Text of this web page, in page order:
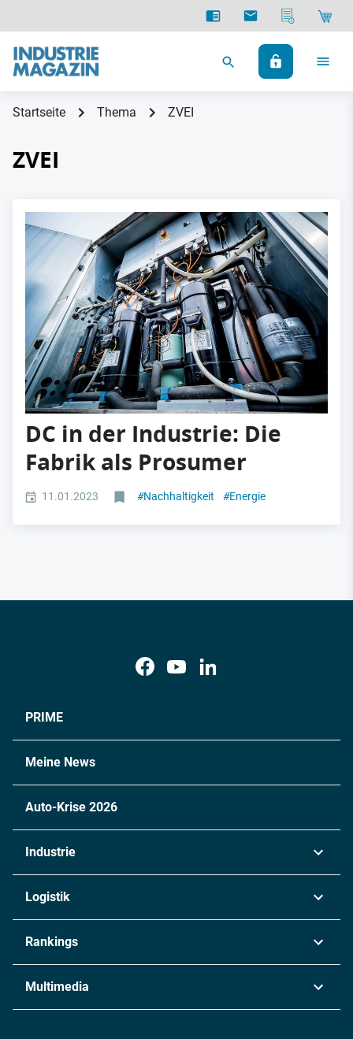
Startseite Thema ZVEI
ZVEI
DC in der Industrie: Die
Fabrik als Prosumer
11.01.2023 #Nachhaltigkeit #Energie
PRIME
Meine News
Auto-Krise 2026
Industrie
Chemie
Metall
Energie
Logistik
Rankings
Multimedia